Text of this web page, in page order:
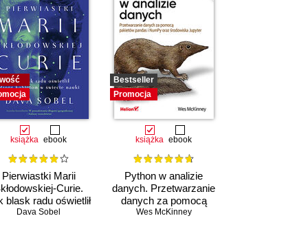
książka ebook
Pierwiastki Marii
Curie.
blask radu oświetlił
drogę kobietom w
Dava Sobel
Bestseller
Promocja
książka ebook
Python w analizie
danych. Przetwarzanie
danych za pomocą
pakietów pandas i
Wes McKinney